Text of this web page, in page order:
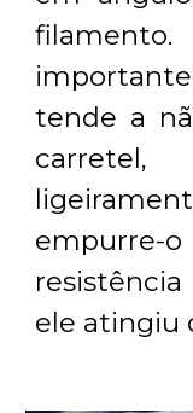
tende a
ele atingiu